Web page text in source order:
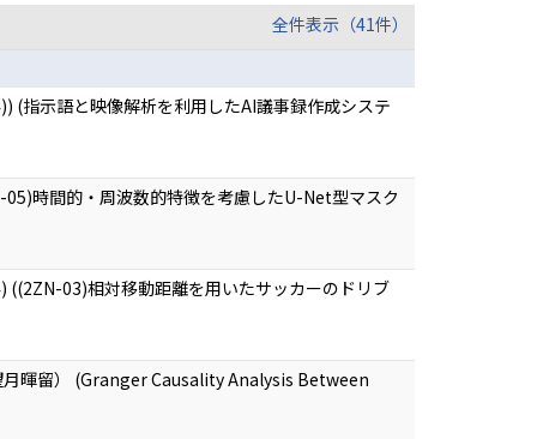
全件表示（41件）
指示語と映像解析を利用したAI議事録作成システ
時間的・周波数的特徴を考慮したU-Net型マスク
03)相対移動距離を用いたサッカーのドリブ
暉留） (Granger Causality Analysis Between